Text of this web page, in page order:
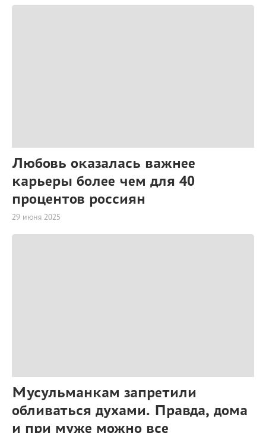
Любовь оказалась важнее
карьеры более чем для 40
процентов россиян
29 июня 2025
Мусульманкам запретили
обливаться духами. Правда, дома
и при муже можно все